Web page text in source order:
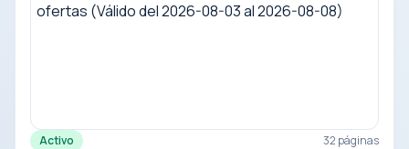
Activo 32 páginas